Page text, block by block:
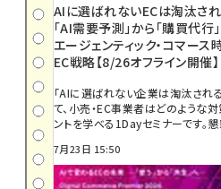
AIに選ばれないECは淘汰され
「AI需要予測」から「購買代行
エージェンティック・コマース
EC戦略【8/26オフライン開催】
「AIに選ばれない企業は淘汰される
て、小売・EC事業者はどのような
ントを学べる1Dayセミナーです。
7月23日 15:50